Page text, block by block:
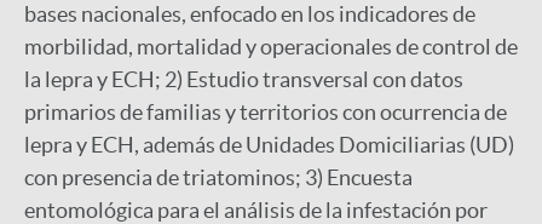
bases nacionales, enfocado en los indicadores de
morbilidad, mortalidad y operacionales de control de
la lepra y ECH; 2) Estudio transversal con datos
primarios de familias y territorios con ocurrencia de
lepra y ECH, además de Unidades Domiciliarias (UD)
con presencia de triatominos; 3) Encuesta
entomológica para el análisis de la infestación por